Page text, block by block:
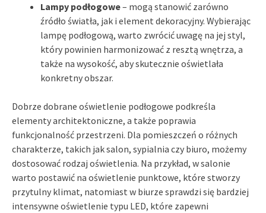
Lampy podłogowe– mogą stanowić zarówno
źródło światła, jak i element dekoracyjny. Wybierając
lampę podłogową, warto zwrócić uwagę na jej styl,
który powinien harmonizować z resztą wnętrza, a
także na wysokość, aby skutecznie oświetlała
konkretny obszar.
Dobrze dobrane oświetlenie podłogowe podkreśla
elementy architektoniczne, a także poprawia
funkcjonalność przestrzeni. Dla pomieszczeń o różnych
charakterze, takich jak salon, sypialnia czy biuro, możemy
dostosować rodzaj oświetlenia. Na przykład, w salonie
warto postawić na oświetlenie punktowe, które stworzy
przytulny klimat, natomiast w biurze sprawdzi się bardziej
intensywne oświetlenie typu LED, które zapewni